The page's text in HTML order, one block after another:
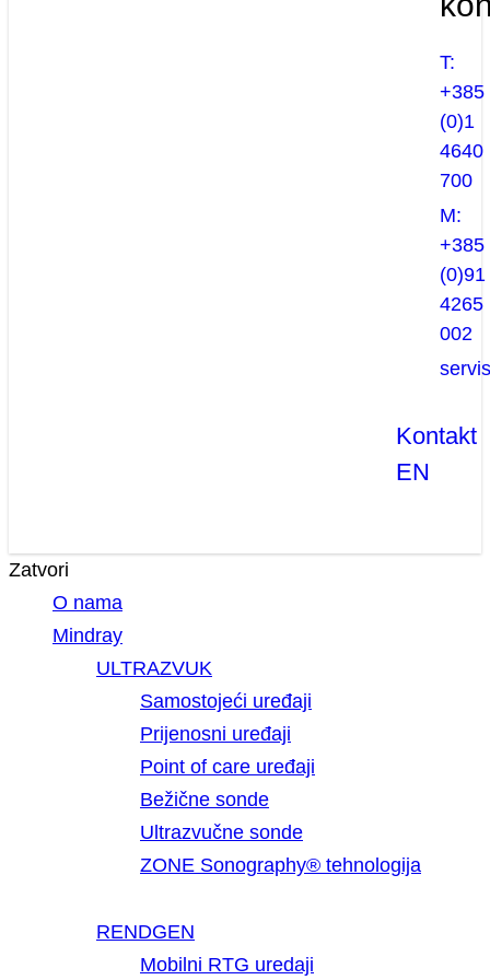
T:
+385
(0)1
4640
700
M:
+385
(0)91
4265
002
Kontakt
EN
Zatvori
O nama
Mindray
ULTRAZVUK
Samostojeći uređaji
Prijenosni uređaji
Point of care uređaji
Bežične sonde
Ultrazvučne sonde
ZONE Sonography® tehnologija
RENDGEN
Mobilni RTG uredaji